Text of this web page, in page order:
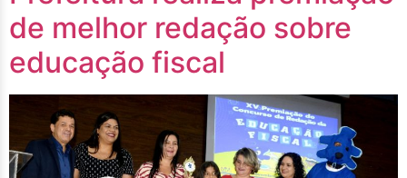
de melhor redação sobre
educação fiscal